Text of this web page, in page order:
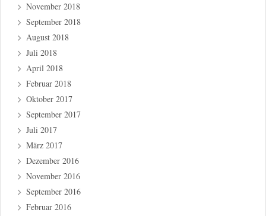
November 2018
September 2018
August 2018
Juli 2018
April 2018
Februar 2018
Oktober 2017
September 2017
Juli 2017
März 2017
Dezember 2016
November 2016
September 2016
Februar 2016